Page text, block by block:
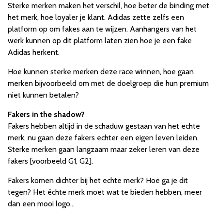
Sterke merken maken het verschil, hoe beter de binding met
het merk, hoe loyaler je klant. Adidas zette zelfs een
platform op om fakes aan te wijzen. Aanhangers van het
werk kunnen op dit platform laten zien hoe je een fake
Adidas herkent.
Hoe kunnen sterke merken deze race winnen, hoe gaan
merken bijvoorbeeld om met de doelgroep die hun premium
niet kunnen betalen?
Fakers in the shadow?
Fakers hebben altijd in de schaduw gestaan van het echte
merk, nu gaan deze fakers echter een eigen leven leiden.
Sterke merken gaan langzaam maar zeker leren van deze
fakers [voorbeeld G1, G2].
Fakers komen dichter bij het echte merk? Hoe ga je dit
tegen? Het échte merk moet wat te bieden hebben, meer
dan een mooi logo...